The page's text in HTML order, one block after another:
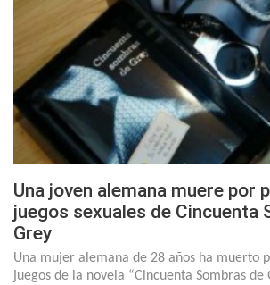
Una joven alemana muere por
juegos sexuales de Cincuenta
Grey
Una mujer alemana de 28 años ha muerto
juegos de la novela “Cincuenta Sombras de